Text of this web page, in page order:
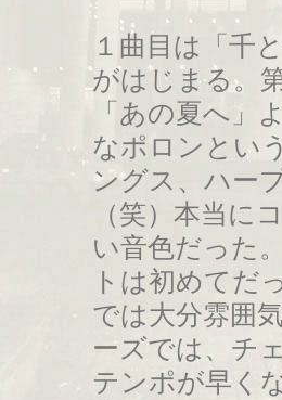
１曲目は「千
がはじまる。
「あの夏へ」
なポロンとい
ングス、ハー
（笑）本当に
い音色だった
トは初めてだ
では大分雰囲
ーズでは、チ
テンポが早く